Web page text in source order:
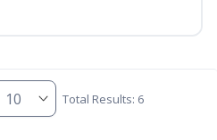
Total Results: 6